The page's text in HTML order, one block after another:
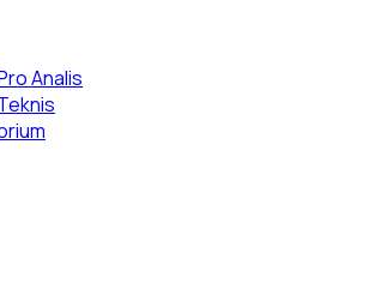
Analis